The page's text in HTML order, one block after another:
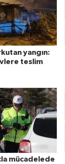
yangın:
teslim
mücadelede